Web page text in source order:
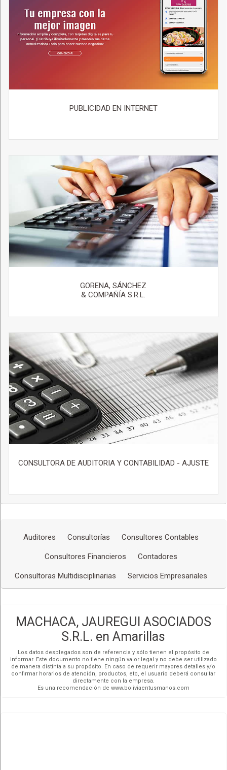
PUBLICIDAD EN INTERNET
GORENA, SÁNCHEZ
& COMPAÑÍA S.R.L.
CONSULTORA DE AUDITORIA Y CONTABILIDAD - AJUSTE
Auditores Consultorías Consultores Contables
Consultores Financieros Contadores
Consultoras Multidisciplinarias Servicios Empresariales
MACHACA, JAUREGUI ASOCIADOS
S.R.L. en Amarillas
Los datos desplegados son de referencia y sólo tienen el propósito de
informar. Este documento no tiene ningún valor legal y no debe ser utilizado
de manera distinta a su propósito. En caso de requerir mayores detalles y/o
confirmar horarios de atención, productos, etc, el usuario deberá consultar
directamente con la empresa.
Es una recomendación de www.boliviaentusmanos.com